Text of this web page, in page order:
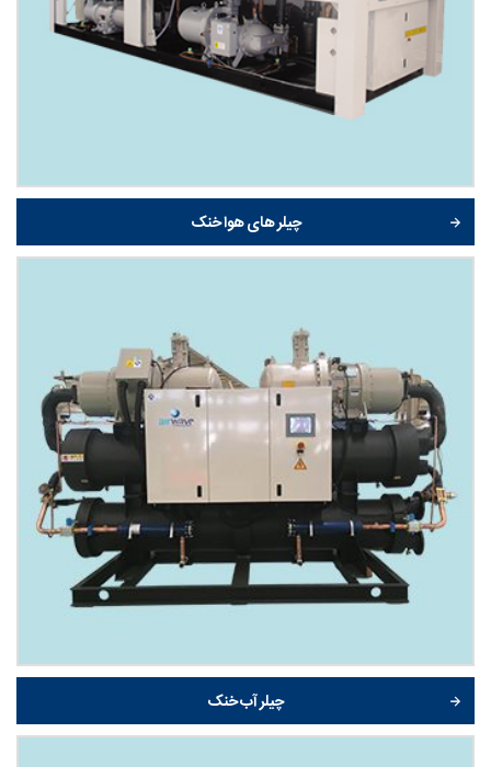
چیلر های هوا خنک
چیلر آب خنک